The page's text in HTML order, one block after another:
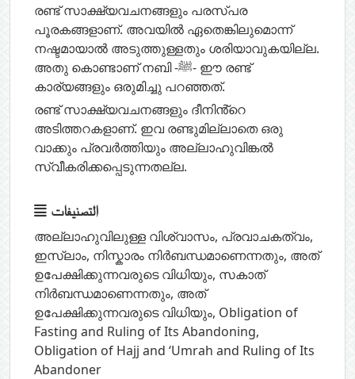
രണ്ട് സാക്ഷ്യവചനങ്ങളും പരസ്പര
പൂരകങ്ങളാണ്. അവയിൽ ഏതെങ്കിലുമൊന്ന്
നഷ്ടമായാൽ അടുത്തുള്ളതും ശരിയാവുകയില്ല.
അതു കൊണ്ടാണ് നബി -ﷺ- ഈ രണ്ട്
കാര്യങ്ങളും ഒരുമിച്ചു പറഞ്ഞത്.
രണ്ട് സാക്ഷ്യവചനങ്ങളും ദീനിൻ്റെ
അടിത്തറകളാണ്. ഇവ രണ്ടുമില്ലാതെ ഒരു
വാക്കും പ്രവർത്തിയും അല്ലാഹുവിങ്കൽ
സ്വീകരിക്കപ്പെടുന്നതല്ല.
التصنيفات
അല്ലാഹുവിലുള്ള വിശ്വാസം, പ്രവാചകത്വം,
ഇസ്ലാം, നിസ്കാരം നിർബന്ധമാണെന്നതും, അത്
ഉപേക്ഷിക്കുന്നവരുടെ വിധിയും, സകാത്
നിർബന്ധമാണെന്നതും, അത്
ഉപേക്ഷിക്കുന്നവരുടെ വിധിയും, Obligation of
Fasting and Ruling of Its Abandoning,
Obligation of Hajj and ‘Umrah and Ruling of Its
Abandoner